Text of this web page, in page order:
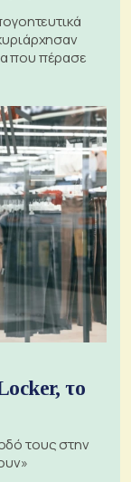
που πέρασε
το
τους στην